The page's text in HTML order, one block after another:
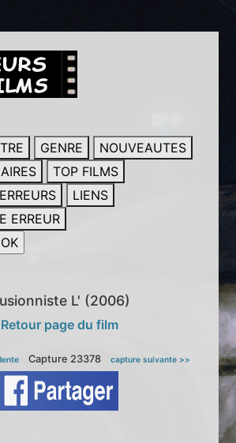
GENRE
NOUVEAUTES
TOP FILMS
LIENS
ERREUR
L' (2006)
Retour page du film
Capture 23378 capture suivante >>